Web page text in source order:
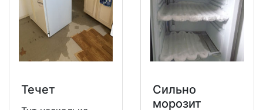
Течет
Сильно
морозит